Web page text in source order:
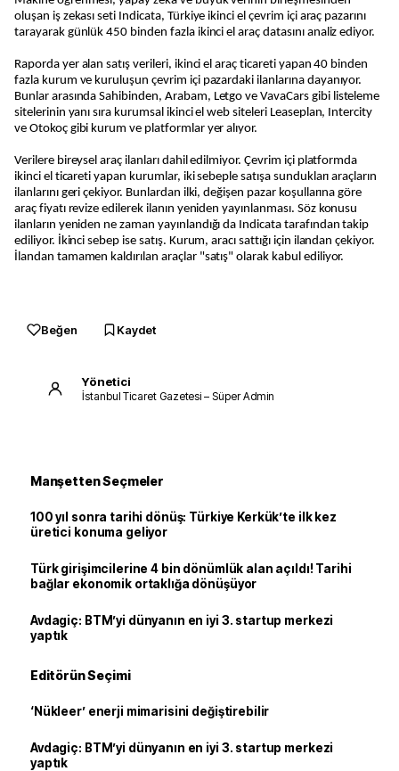
oluşan iş zekası seti Indicata, Türkiye ikinci el çevrim içi araç pazarını
tarayarak günlük 450 binden fazla ikinci el araç datasını analiz ediyor.
Raporda yer alan satış verileri, ikinci el araç ticareti yapan 40 binden
fazla kurum ve kuruluşun çevrim içi pazardaki ilanlarına dayanıyor.
Bunlar arasında Sahibinden, Arabam, Letgo ve VavaCars gibi listeleme
sitelerinin yanı sıra kurumsal ikinci el web siteleri Leaseplan, Intercity
ve Otokoç gibi kurum ve platformlar yer alıyor.
Verilere bireysel araç ilanları dahil edilmiyor. Çevrim içi platformda
ikinci el ticareti yapan kurumlar, iki sebeple satışa sundukları araçların
ilanlarını geri çekiyor. Bunlardan ilki, değişen pazar koşullarına göre
araç fiyatı revize edilerek ilanın yeniden yayınlanması. Söz konusu
ilanların yeniden ne zaman yayınlandığı da Indicata tarafından takip
ediliyor. İkinci sebep ise satış. Kurum, aracı sattığı için ilandan çekiyor.
İlandan tamamen kaldırılan araçlar "satış" olarak kabul ediliyor.
Beğen Kaydet
Yönetici
İstanbul Ticaret Gazetesi – Süper Admin
Manşetten Seçmeler
100 yıl sonra tarihi dönüş: Türkiye Kerkük’te ilk kez
üretici konuma geliyor
Türk girişimcilerine 4 bin dönümlük alan açıldı! Tarihi
bağlar ekonomik ortaklığa dönüşüyor
Avdagiç: BTM’yi dünyanın en iyi 3. startup merkezi
yaptık
Editörün Seçimi
‘Nükleer’ enerji mimarisini değiştirebilir
Avdagiç: BTM’yi dünyanın en iyi 3. startup merkezi
yaptık